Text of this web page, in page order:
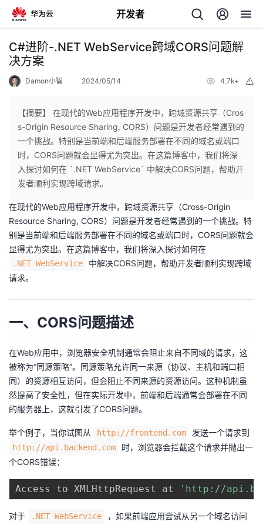
开发者
返
回
个
人
页
我
开
发
者
博
客
的
论
我
的
子
我
直
播
的
活
我
的
的
开
发
堂
我
的
课
我
的
证
我
实
的
我
的
Programs
我
的
我
的
术
支
我
云
声
C#进阶-.NET WebService跨域CORS问题解
决方案
Damon小智 2024/05/14 4.7k+
【摘要】 在现代的Web应用程序开发中，跨域资源共享（Cros
s-Origin Resource Sharing, CORS）问题是开发者经常遇到的
一个挑战。特别是当前端和后端服务部署在不同的域名或端口
时，CORS问题就会显得尤为突出。在这篇博客中，我们将深
入探讨如何在 `.NET WebService` 中解决CORS问题，帮助开
发者顺利实现跨域请求。
在现代的Web应用程序开发中，跨域资源共享（Cross-Origin
Resource Sharing, CORS）问题是开发者经常遇到的一个挑战。特
别是当前端和后端服务部署在不同的域名或端口时，CORS问题就会
显得尤为突出。在这篇博客中，我们将深入探讨如何在
.NET WebService
中解决CORS问题，帮助开发者顺利实现跨域
请求。
一、CORS问题描述
在Web应用中，浏览器安全机制通常会阻止来自不同域的请求，这
被称为“同源策略”。同源策略允许同一来源（协议、主机和端口相
同）的资源相互访问，但会阻止不同来源的资源访问。这种机制虽
然提高了安全性，但在实际开发中，前端和后端通常会部署在不同
的服务器上，这就引发了CORS问题。
举个例子，当你试图从 http://frontend.com 发送一个请求到
http://api.backend.com
时，浏览器会拦截这个请求并抛出一
个CORS错误：
Access to XMLHttpRequest at 'http://
对于 .NET WebService
，如果前端应用尝试从另一个域名访问